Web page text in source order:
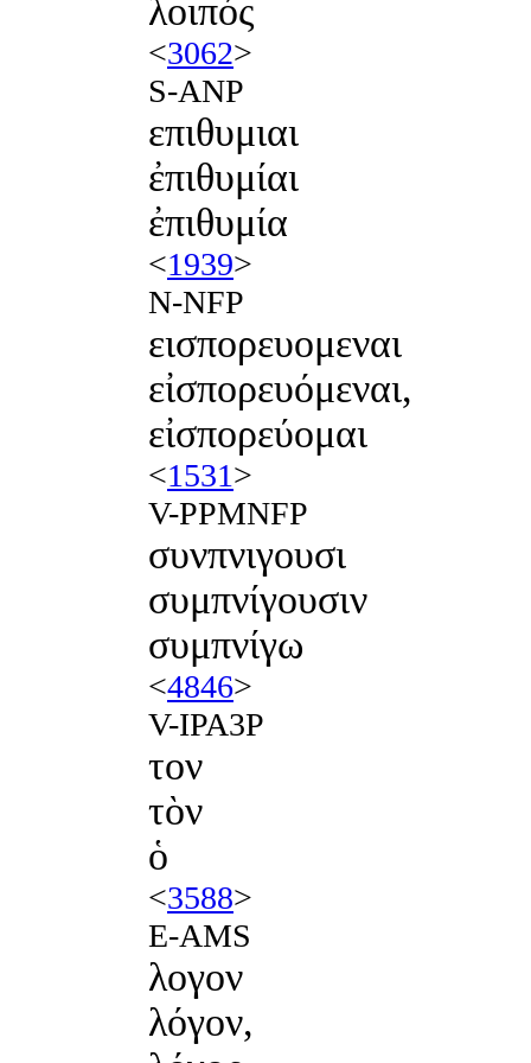
λοιπός
<3062>
S-ANP
επιθυμιαι
ἐπιθυμίαι
ἐπιθυμία
<1939>
N-NFP
εισπορευομεναι
εἰσπορευόμεναι,
εἰσπορεύομαι
<1531>
V-PPMNFP
συνπνιγουσι
συμπνίγουσιν
συμπνίγω
<4846>
V-IPA3P
τον
τὸν
ὁ
<3588>
E-AMS
λογον
λόγον,